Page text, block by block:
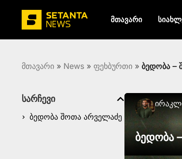
მთავარი
მთავარი » News » ფეხბურთი » ბედობა –
სარჩევი
ბედობა შოთა არველაძე
ბედობა